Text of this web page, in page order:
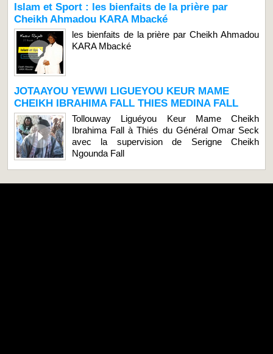
Islam et Sport : les bienfaits de la prière par
Cheikh Ahmadou KARA Mbacké
les bienfaits de la prière par Cheikh Ahmadou
KARA Mbacké
JOTAAYOU YEWWI LIGUEYOU KEUR MAME
CHEIKH IBRAHIMA FALL THIES MEDINA FALL
Tollouway Liguéyou Keur Mame Cheikh
Ibrahima Fall à Thiés du Général Omar Seck
avec la supervision de Serigne Cheikh
Ngounda Fall